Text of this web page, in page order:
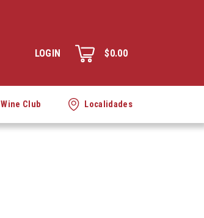
LOGIN $0.00
Wine Club Localidades